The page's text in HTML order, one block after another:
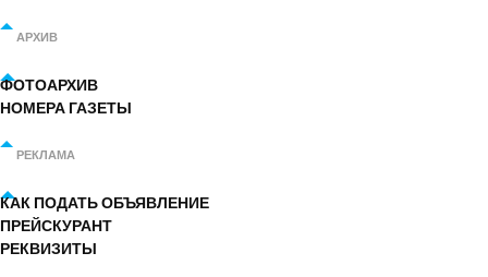
АРХИВ
ФОТОАРХИВ
НОМЕРА ГАЗЕТЫ
РЕКЛАМА
КАК ПОДАТЬ ОБЪЯВЛЕНИЕ
ПРЕЙСКУРАНТ
РЕКВИЗИТЫ